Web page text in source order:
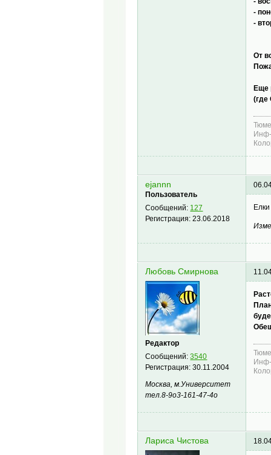
-
-
От
Еще
(где
ejannn
Пользователь
Сообщений: 127
Регистрация:23.06.2018
Любовь Смирнова
Редактор
Сообщений:3540
Регистрация:30.11.2004
Москва, м.Университет
тел.8-9о3-161-47-4о
Лариса Чистова